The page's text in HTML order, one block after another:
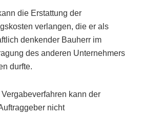
die Erstattung der
verlangen, die er als
denkender Bauherr im
des anderen Unternehmers
durfte.
kann der
nicht